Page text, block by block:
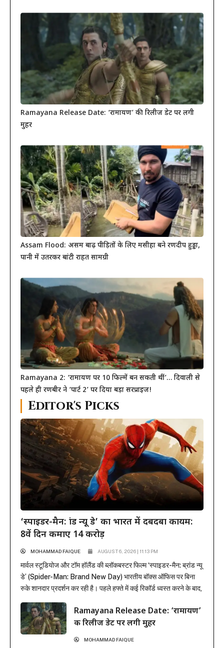
Ramayana Release Date: ‘रामायण’ की रिलीज डेट पर लगी
मुहर
Assam Flood: असम बाढ़ पीड़ितों के लिए मसीहा बने रणदीप हुड्डा,
पानी में उतरकर बांटी राहत सामग्री
Ramayana 2: ‘रामायण पर 10 फिल्में बन सकती थीं’… दिवाली से
पहले ही रणबीर ने ‘पार्ट 2’ पर दिया बड़ा सरप्राइज!
Editor's Picks
‘स्पाइडर-मैन: ब्रांड न्यू डे’ का भारत में दबदबा कायम:
8वें दिन कमाए 14 करोड़
MOHAMMAD FAIQUE AUGUST 6, 2026 | 11:13 PM
मार्वल स्टूडियोज और टॉम हॉलैंड की ब्लॉकबस्टर फिल्म ‘स्पाइडर-मैन: ब्रांड न्यू
डे’ (Spider-Man: Brand New Day) भारतीय बॉक्स ऑफिस पर बिना
रुके शानदार प्रदर्शन कर रही है। पहले हफ्ते में कई रिकॉर्ड ध्वस्त करने के बाद,
बनाए रखी है। रिलीज के...Ramayana Release Date: ‘रामायण’
की रिलीज डेट पर लगी मुहर
MOHAMMAD FAIQUE